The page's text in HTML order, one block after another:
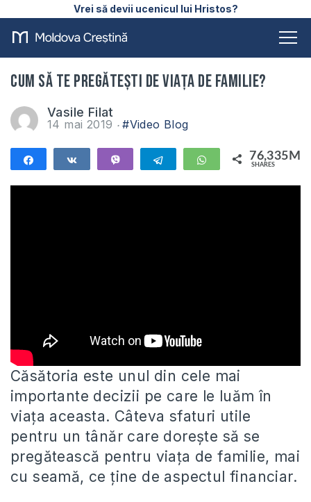
Vrei să devii ucenicul lui Hristos?
Cum să te pregătești de viața de familie?
Vasile Filat
14 mai 2019 #Video Blog
Share Share Telegram WhatsApp76,335M
SHARES
Căsătoria este unul din cele mai
importante decizii pe care le luăm în
viaţa aceasta. Câteva sfaturi utile
pentru untânăr care dorește să se
pregătească pentru viața de familie, mai
cu seamă, ce ține de aspectul financiar.